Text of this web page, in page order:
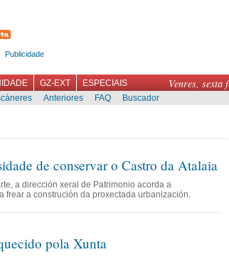
Publicidade
Venres, sexta
GZ-EXT
ESPECIAIS
Anteriores FAQ Buscador
de conservar o Castro da Atalaia
a dirección xeral de Patrimonio acorda a
frear a construción da proxectada urbanización.
pola Xunta